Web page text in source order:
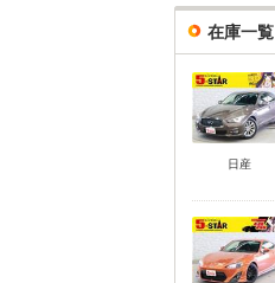
在庫一覧
日産